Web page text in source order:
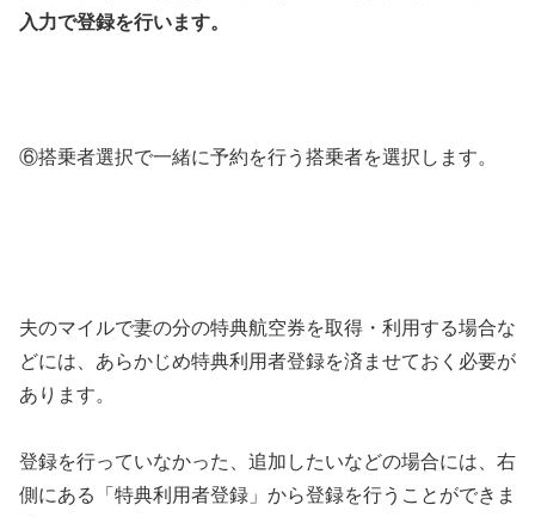
入力で登録を行います。
⑥搭乗者選択で一緒に予約を行う搭乗者を選択します。
夫のマイルで妻の分の特典航空券を取得・利用する場合な
どには、あらかじめ特典利用者登録を済ませておく必要が
あります。
登録を行っていなかった、追加したいなどの場合には、右
側にある「特典利用者登録」から登録を行うことができま